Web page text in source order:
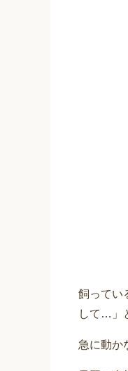
飼ってい
して…」
急に動か